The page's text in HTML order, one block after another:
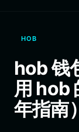
繁體中文
Português
Bahasa Indonesia
ภาษาไทย
हिन्दी
HOB
hob 钱
用 hob
年指南）